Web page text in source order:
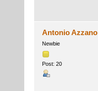
Antonio Azzano
Newbie
Post: 20